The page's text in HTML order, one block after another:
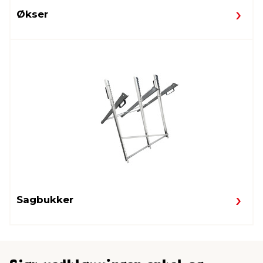
Økser
Sagbukker